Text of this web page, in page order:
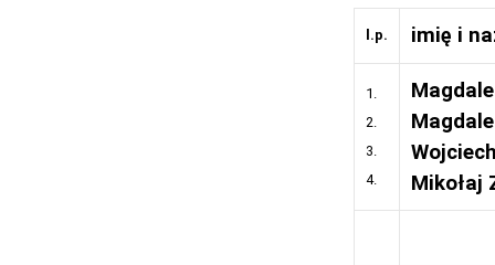
l.p. imię i
1.
2.
3.
4.
Mikołaj